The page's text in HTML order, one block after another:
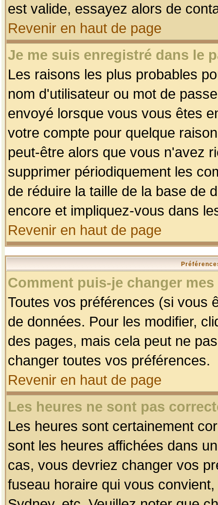
est valide, essayez alors de
Revenir en haut de page
Je me suis enregistré dans le
Les raisons les plus probables
nom d'utilisateur ou mot de
envoyé lorsque vous vous êtes
votre compte pour quelque
peut-être alors que vous n'avez
supprimer périodiquement les
de réduire la taille de la base de
encore et impliquez-vous dans
Revenir en haut de page
Comment puis-je changer
Toutes vos préférences (si vous
de données. Pour les modifier,
des pages, mais cela peut ne
changer toutes vos préférences.
Revenir en haut de page
Les heures ne sont pas
Les heures sont certainement
sont les heures affichées dans
cas, vous devriez changer vos
fuseau horaire qui vous